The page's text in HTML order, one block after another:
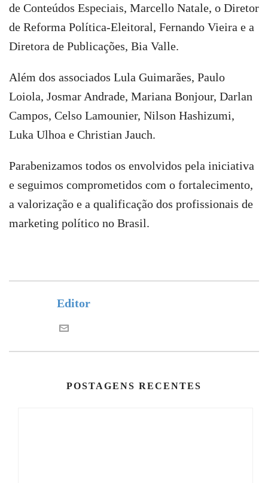
de Conteúdos Especiais, Marcello Natale, o Diretor
de Reforma Política-Eleitoral, Fernando Vieira e a
Diretora de Publicações, Bia Valle.
Além dos associados Lula Guimarães, Paulo
Loiola, Josmar Andrade, Mariana Bonjour, Darlan
Campos, Celso Lamounier, Nilson Hashizumi,
Luka Ulhoa e Christian Jauch.
Parabenizamos todos os envolvidos pela iniciativa
e seguimos comprometidos com o fortalecimento,
a valorização e a qualificação dos profissionais de
marketing político no Brasil.
Editor
POSTAGENS RECENTES